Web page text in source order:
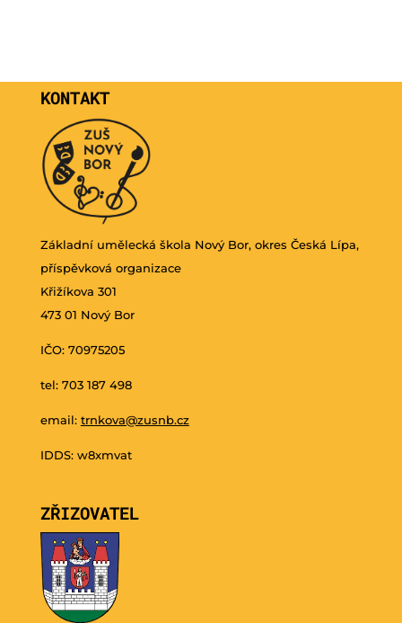
KONTAKT
Základní umělecká škola Nový Bor, okres Česká Lípa,
příspěvková organizace
Křižíkova 301
473 01 Nový Bor
IČO: 70975205
tel: 703 187 498
email: trnkova@zusnb.cz
IDDS: w8xmvat
ZŘIZOVATEL